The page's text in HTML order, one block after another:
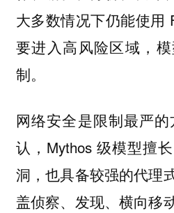
大多数情况下仍能使用
要进入高风险区域，
制。
网络安全是限制最严
认，Mythos 级模型擅
洞，也具备较强的代理
盖侦察、发现、横向移